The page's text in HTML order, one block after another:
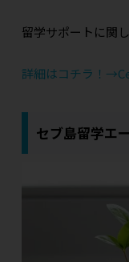
留学サポートに関
詳細はコチラ！
セブ島留学エ